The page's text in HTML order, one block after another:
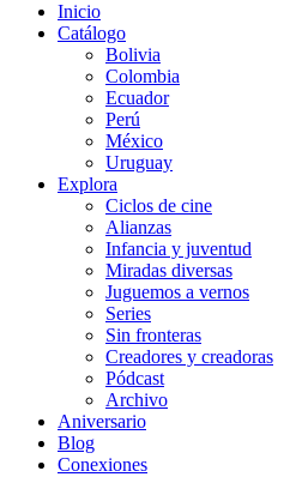
Inicio
Catálogo
Bolivia
Colombia
Ecuador
Perú
México
Uruguay
Explora
Ciclos de cine
Alianzas
Infancia y juventud
Miradas diversas
Juguemos a vernos
Series
Sin fronteras
Creadores y creadoras
Pódcast
Archivo
Aniversario
Blog
Conexiones